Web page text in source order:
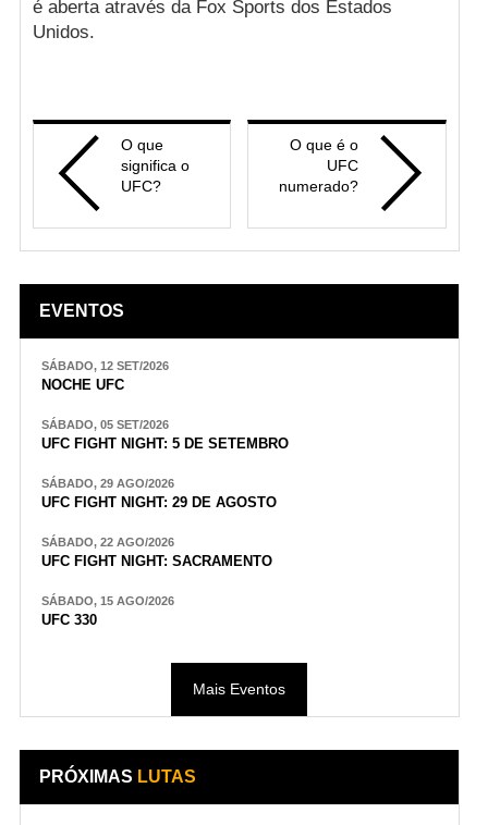
é aberta através da Fox Sports dos Estados
Unidos.
O que
significa o
UFC?
O que é o
UFC
numerado?
EVENTOS
SÁBADO, 12 SET/2026
NOCHE UFC
SÁBADO, 05 SET/2026
UFC FIGHT NIGHT: 5 DE SETEMBRO
SÁBADO, 29 AGO/2026
UFC FIGHT NIGHT: 29 DE AGOSTO
SÁBADO, 22 AGO/2026
UFC FIGHT NIGHT: SACRAMENTO
SÁBADO, 15 AGO/2026
UFC 330
Mais Eventos
PRÓXIMAS LUTAS